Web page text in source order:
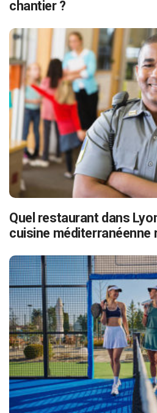
chantier ?
Quel restaurant dans
cuisine méditerranéenne